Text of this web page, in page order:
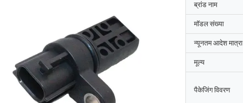
ब्रांड नाम
मॉडल संख्या
न्यूनतम आदेश मात्रा
मूल्य
पैकेजिंग विवरण